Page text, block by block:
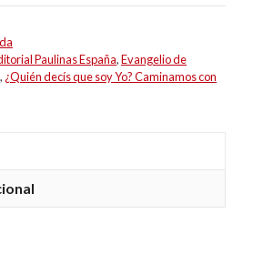
Paulinas España,Evangelio de
, ¿Quién decís que soy Yo? Caminamos con